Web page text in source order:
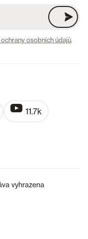
osobních údajů.
11.7k
vyhrazena